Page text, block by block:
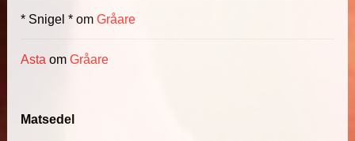
* Snigel * omGråare
Asta omGråare
Matsedel